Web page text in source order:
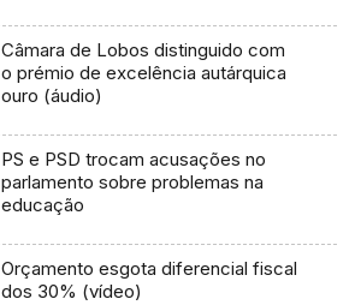
Câmara de Lobos distinguido com
o prémio de excelência autárquica
ouro (áudio)
PS e PSD trocam acusações no
parlamento sobre problemas na
educação
Orçamento esgota diferencial fiscal
dos 30% (vídeo)